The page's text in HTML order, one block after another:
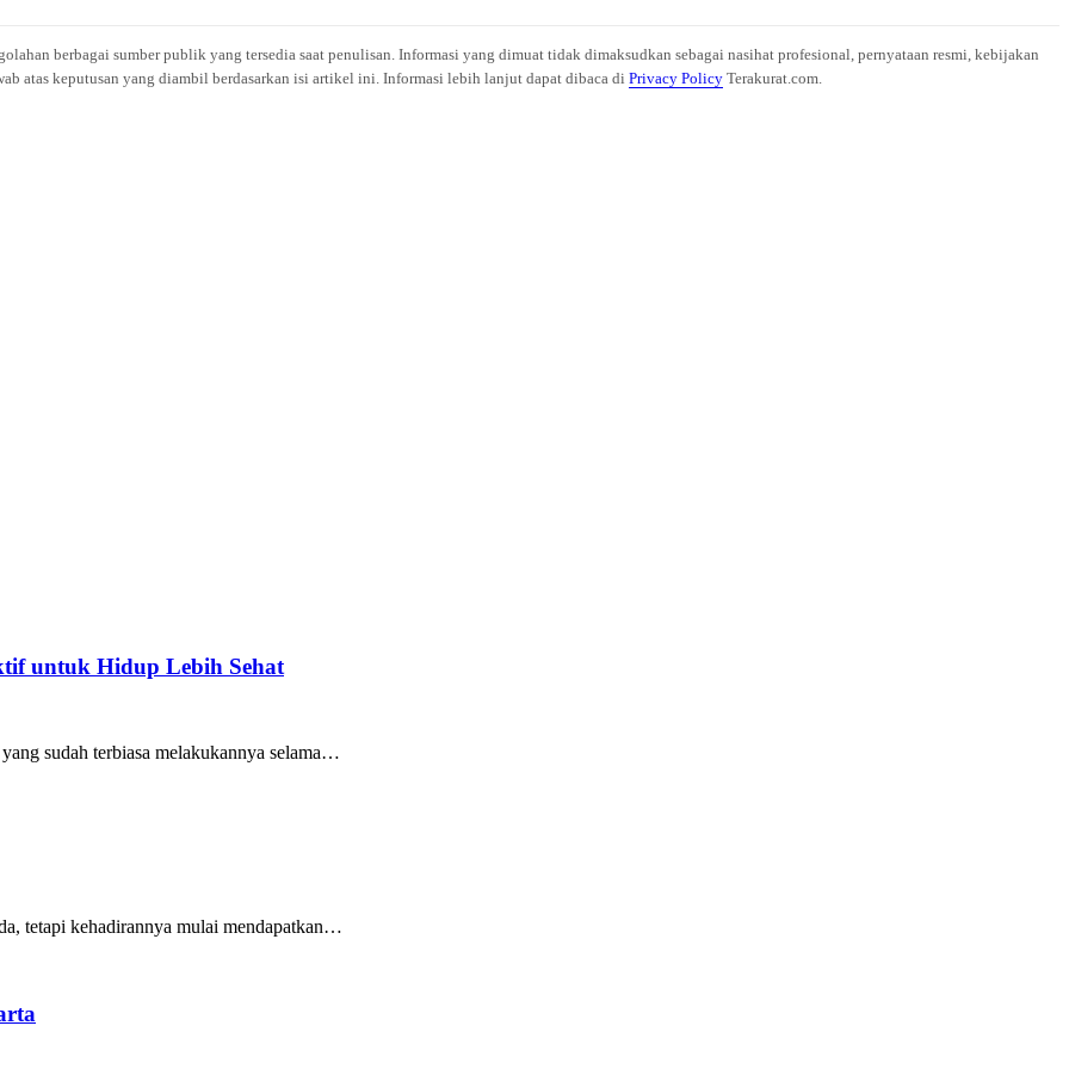
berbagai sumber publik yang tersedia saat penulisan. Informasi yang dimuat tidak dimaksudkan sebagai nasihat profesional, pernyataan resmi, kebijakan
atas keputusan yang diambil berdasarkan isi artikel ini. Informasi lebih lanjut dapat dibaca di Privacy Policy Terakurat.com.
untuk Hidup Lebih Sehat
sudah terbiasa melakukannya selama…
tetapi kehadirannya mulai mendapatkan…